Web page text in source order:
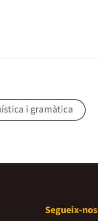
i gramàtica
Segueix-nos